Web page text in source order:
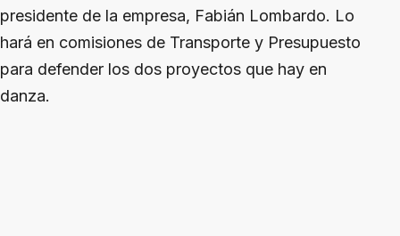
presidente de la empresa, Fabián Lombardo. Lo
hará en comisiones de Transporte y Presupuesto
para defender los dos proyectos que hay en
danza.